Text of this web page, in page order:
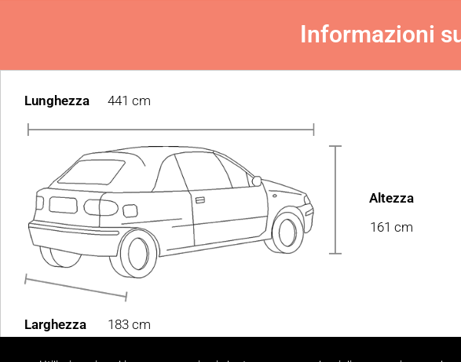
Informazioni
Lunghezza 441 cm
Altezza
161 cm
Larghezza 183 cm